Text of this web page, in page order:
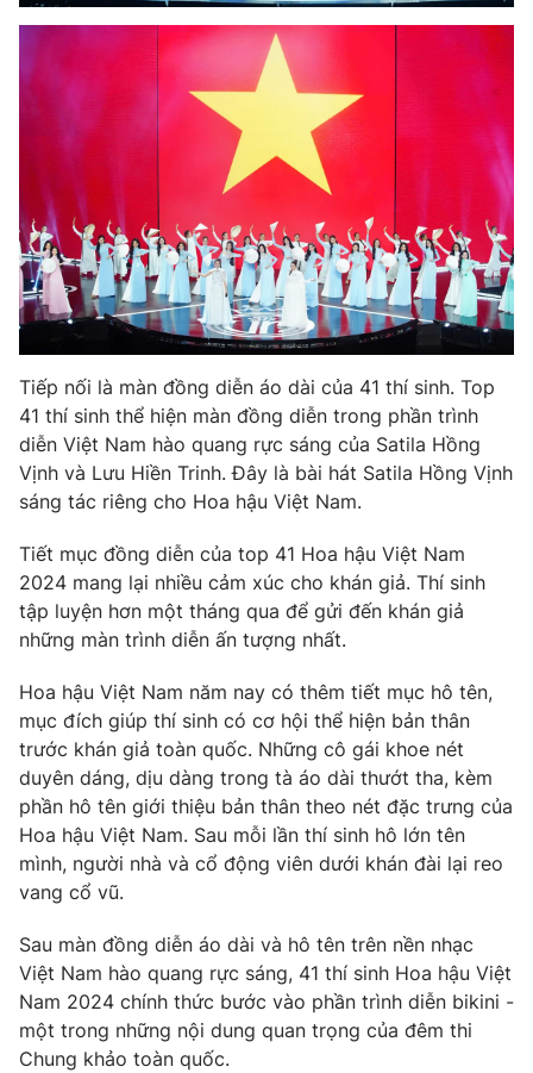
Tiếp nối là màn đồng diễn áo dài của 41 thí sinh. Top
41 thí sinh thể hiện màn đồng diễn trong phần trình
diễn Việt Nam hào quang rực sáng của Satila Hồng
Vịnh và Lưu Hiền Trinh. Đây là bài hát Satila Hồng Vịnh
sáng tác riêng cho Hoa hậu Việt Nam.
Tiết mục đồng diễn của top 41 Hoa hậu Việt Nam
2024 mang lại nhiều cảm xúc cho khán giả. Thí sinh
tập luyện hơn một tháng qua để gửi đến khán giả
những màn trình diễn ấn tượng nhất.
Hoa hậu Việt Nam năm nay có thêm tiết mục hô tên,
mục đích giúp thí sinh có cơ hội thể hiện bản thân
trước khán giả toàn quốc. Những cô gái khoe nét
duyên dáng, dịu dàng trong tà áo dài thướt tha, kèm
phần hô tên giới thiệu bản thân theo nét đặc trưng của
Hoa hậu Việt Nam. Sau mỗi lần thí sinh hô lớn tên
mình, người nhà và cổ động viên dưới khán đài lại reo
vang cổ vũ.
Sau màn đồng diễn áo dài và hô tên trên nền nhạc
Việt Nam hào quang rực sáng, 41 thí sinh Hoa hậu Việt
Nam 2024 chính thức bước vào phần trình diễn bikini -
một trong những nội dung quan trọng của đêm thi
Chung khảo toàn quốc.